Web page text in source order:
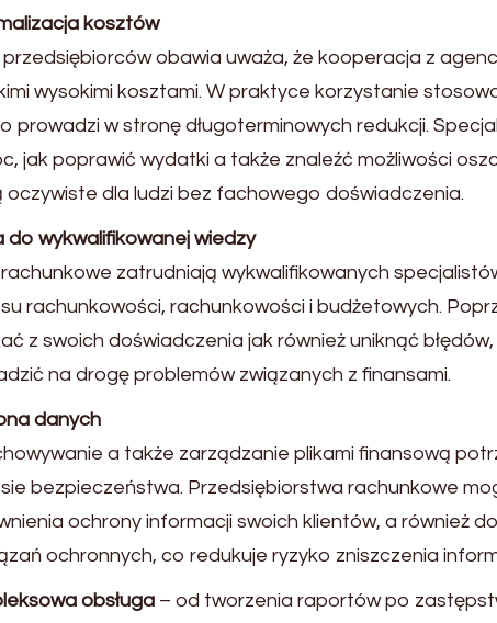
kosztów
przedsiębiorców obawia uważa, że kooperacja z
wysokimi kosztami. W praktyce korzystanie
prowadzi w stronę długoterminowych redukcji.
jak poprawić wydatki a także znaleźć możliwości
oczywiste dla ludzi bez fachowego doświadczenia.
do wykwalifikowanej wiedzy
zatrudniają wykwalifikowanych
rachunkowości, rachunkowości i budżetowych.
z swoich doświadczenia jak również uniknąć
na drogę problemów związanych z finansami.
danych
a także zarządzanie plikami finansową
bezpieczeństwa. Przedsiębiorstwa rachunkowe
ochrony informacji swoich klientów, a również
ochronnych, co redukuje ryzyko zniszczenia
obsługa – od tworzenia raportów po